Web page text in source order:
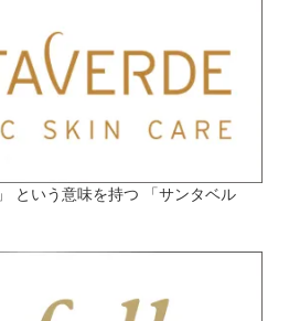
という意味を持つ 「サンタベル